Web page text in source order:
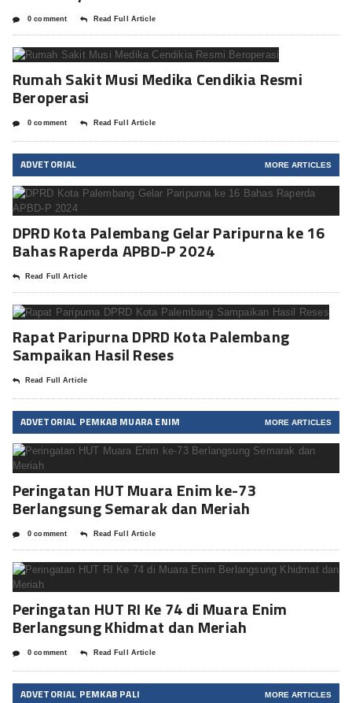
0 comment Read Full Article
Rumah Sakit Musi Medika Cendikia Resmi
Beroperasi
0 comment Read Full Article
ADVETORIAL MORE ARTICLES
DPRD Kota Palembang Gelar Paripurna ke 16
Bahas Raperda APBD-P 2024
Read Full Article
Rapat Paripurna DPRD Kota Palembang
Sampaikan Hasil Reses
Read Full Article
ADVETORIAL PEMKAB MUARA ENIM MORE ARTICLES
Peringatan HUT Muara Enim ke-73
Berlangsung Semarak dan Meriah
0 comment Read Full Article
Peringatan HUT RI Ke 74 di Muara Enim
Berlangsung Khidmat dan Meriah
0 comment Read Full Article
ADVETORIAL PEMKAB PALI MORE ARTICLES